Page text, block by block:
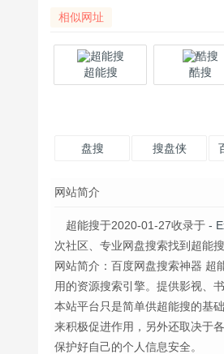
相似网址
超能搜 酷搜
盘搜 搜盘侠
网站简介
超能搜于2020-01-27收录于 -
次社区、专业网盘搜索找到超能
网站简介：百度网盘搜索神器 超
用的资源搜索引擎。提供影视、
本站平台只是简单供超能搜的基
来积极促进作用，另外还取决于
保护好自己的个人信息安全。